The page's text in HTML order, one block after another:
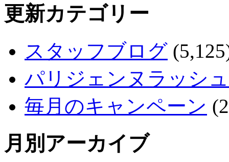
更新カテゴリー
スタッフブログ
パリジェンヌラッシ
毎月のキャンペーン
月別アーカイブ